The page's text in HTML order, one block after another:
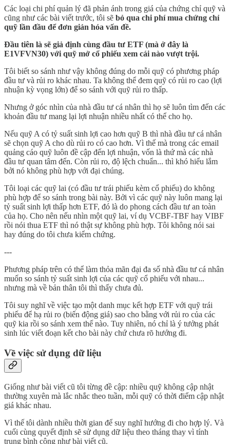
Các loại chi phí quản lý đã phản ánh trong giá của chứng chỉ quỹ và
cũng như các bài viết trước, tôi sẽ bỏ qua chi phí mua chứng chỉ
quỹ lần đầu để đơn giản hóa vấn đề.
Đầu tiên là sẽ giả định cùng đầu tư ETF (mà ở đây là
E1VFVN30) với quỹ mở cổ phiếu xem cái nào vượt trội.
Tôi biết so sánh như vậy không đúng do mỗi quỹ có phương pháp
đầu tư và rủi ro khác nhau. Ta không thể đem quỹ có rủi ro cao (lợi
nhuận kỳ vọng lớn) để so sánh với quỹ rủi ro thấp.
Nhưng ở góc nhìn của nhà đầu tư cá nhân thì họ sẽ luôn tìm đến các
khoản đầu tư mang lại lợi nhuận nhiều nhất có thể cho họ.
Nếu quỹ A có tỷ suất sinh lợi cao hơn quỹ B thì nhà đầu tư cá nhân
sẽ chọn quỹ A cho dù rủi ro có cao hơn. Vì thế mà trong các email
quảng cáo quỹ luôn đề cập đến lợi nhuận, vốn là thứ mà các nhà
đầu tư quan tâm đến. Còn rủi ro, độ lệch chuẩn... thì khó hiểu lắm
bởi nó không phù hợp với đại chúng.
Tôi loại các quỹ lai (có đầu tư trái phiếu kèm cổ phiếu) do không
phù hợp để so sánh trong bài này. Bởi vì các quỹ này luôn mang lại
tỷ suất sinh lợi thấp hơn ETF, đó là do phong cách đầu tư an toàn
của họ. Cho nên nếu nhìn một quỹ lai, ví dụ VCBF-TBF hay VIBF
rồi nói thua ETF thì nó thật sự không phù hợp. Tôi không nói sai
hay đúng do tôi chưa kiểm chứng.
---
Phương pháp trên có thể làm thỏa mãn đại đa số nhà đầu tư cá nhân
muốn so sánh tỷ suất sinh lợi của các quỹ cổ phiếu với nhau...
nhưng mà về bản thân tôi thì thấy chưa đủ.
Tôi suy nghĩ về việc tạo một danh mục kết hợp ETF với quỹ trái
phiếu để hạ rủi ro (biến động giá) sao cho bằng với rủi ro của các
quỹ kia rồi so sánh xem thế nào. Tuy nhiên, nó chỉ là ý tưởng phát
sinh lúc viết đoạn kết cho bài này chứ chưa rõ hướng đi.
Về việc sử dụng dữ liệu
Giống như bài viết cũ tôi từng đề cập: nhiều quỹ không cập nhật
thường xuyên mà lắc nhắc theo tuần, mỗi quỹ có thời điểm cập nhật
giá khác nhau.
Vì thế tôi dành nhiều thời gian để suy nghĩ hướng đi cho hợp lý. Và
cuối cùng quyết định sẽ sử dụng dữ liệu theo tháng thay vì tính
trung bình cộng như bài viết cũ.